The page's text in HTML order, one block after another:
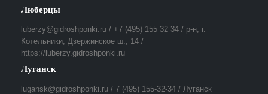
Люберцы
luberzy@gidroshponki.ru / +7 (495) 155 32 34 / р-н, г.
Котельники, Дзержинское ш., 14 /
https://luberzy.gidroshponki.ru
Луганск
lugansk@gidroshponki.ru / 7 (495) 155-32-34 / Луганск